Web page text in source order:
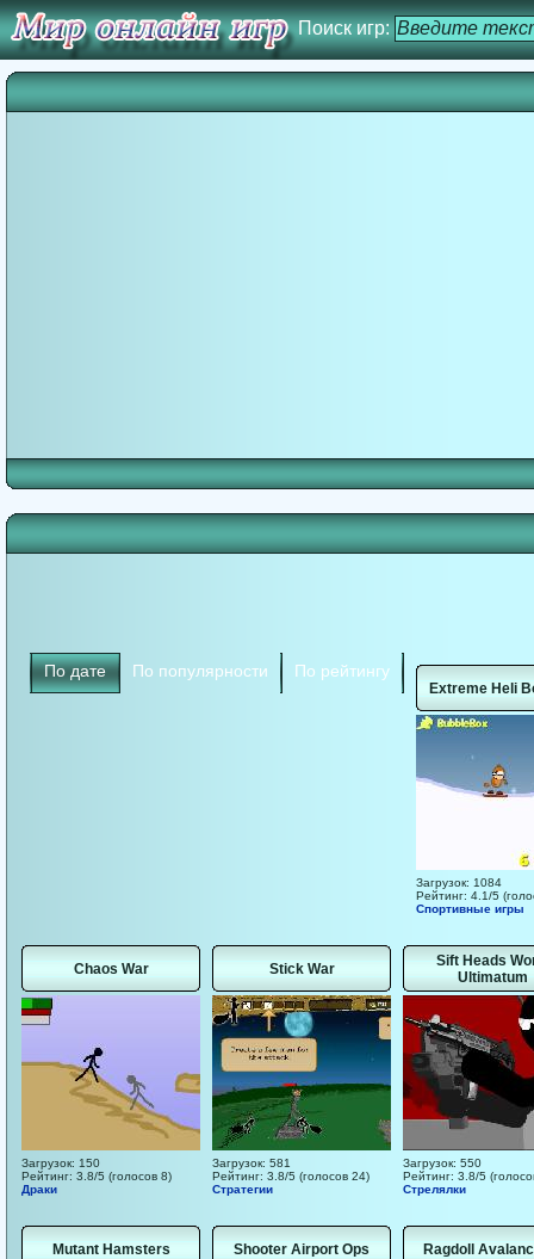
Поиск игр:
По дате По популярности По рейтингу
Extreme Heli
Загрузок: 1084
Рейтинг: 4.1/5
Спортивные игры
Chaos War
Загрузок: 150
Рейтинг: 3.8/5 (голосов 8)
Драки
Stick War
Загрузок: 581
Рейтинг: 3.8/5 (голосов 24)
Стратегии
Sift Heads
Ultimatum
Загрузок: 550
Рейтинг: 3.8/5
Стрелялки
Mutant Hamsters Shooter Airport Ops Ragdoll